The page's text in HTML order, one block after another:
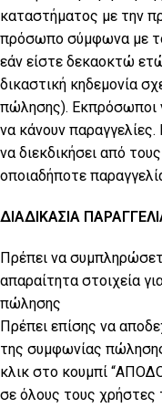
καταστήματος με την
πρόσωπο σύμφωνα με
εάν είστε δεκαοκτώ
δικαστική κηδεμονία
πώλησης). Εκπρόσωποι
να κάνουν παραγγελίες.
να διεκδικήσει από
οποιαδήποτε
ΔΙΑΔΙΚΑΣΙΑ
Πρέπει να
απαραίτητα στοιχεία
πώλησης
Πρέπει επίσης να
της συμφωνίας
κλικ στο κουμπί
σε όλους τους χρήστες